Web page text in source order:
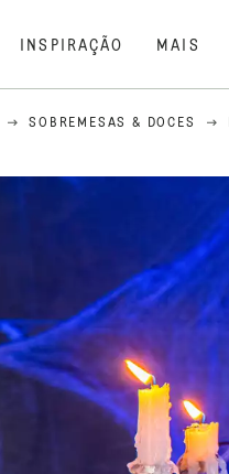
INSPIRAÇÃO MAIS
SOBREMESAS & DOCES